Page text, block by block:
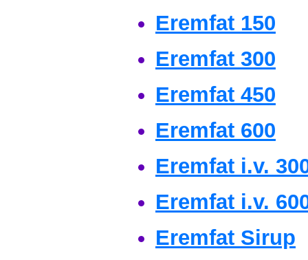
Eremfat 150
Eremfat 300
Eremfat 450
Eremfat 600
Eremfat i.v.
Eremfat i.v.
Eremfat Sirup